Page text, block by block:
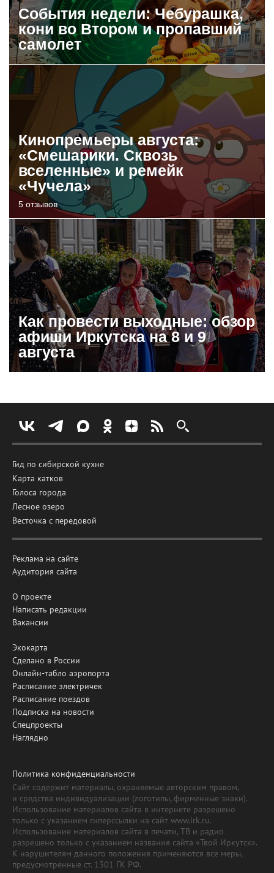
События недели: Чебурашка,
кони во Втором и пропавший
самолет
Кинопремьеры августа:
«Смешарики. Сквозь
вселенные» и ремейк
«Чучела»
5 отзывов
Как провести выходные: обзор
афиши Иркутска на 8 и 9
августа
Гид по сибирской кухне
Карта катков
Голоса города
Лесное озеро
Весточка с передовой
Реклама на сайте
Аудитория сайта
О проекте
Написать редакции
Вакансии
Экокарта
Сделано в России
Онлайн-табло аэропорта
Расписание электричек
Расписание поездов
Подписка на новости
Спецпроекты
Наглядно
Политика конфиденциальности
Сайт содержит материалы, охраняемые авторским правом,
и средства индивидуализации (логотипы, фирменные знаки).
Использование материалов сайта в интернете разрешено
только с указанием гиперссылки на сайт www.irk.ru.
Использование материалов сайта в печати, ТВ и радио
разрешено только с указанием названия сайта «Твой Иркутск».
К нарушителям данного положения применяются все меры,
предусмотренные ст. 1301 ГК РФ.